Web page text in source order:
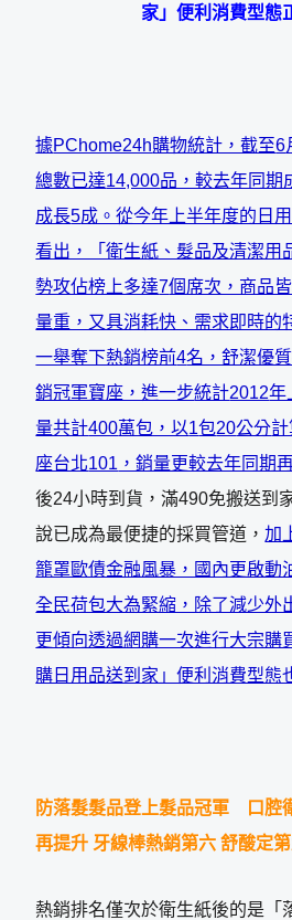
家」便利消費型態
據PChome24h購物統計，截至6
總數已達14,000品，較去年同期
成長5成。從今年上半年度的日
看出，「衛生紙、髮品及清潔用
勢攻佔榜上多達7個席次，商品
量重，又具消耗快、需求即時的
一舉奪下熱銷榜前4名，舒潔優
銷冠軍寶座，進一步統計2012年
量共計400萬包，以1包20公分
座台北101 ，銷量更較去年同期
後24小時到貨，滿490免搬送到
說已成為最便捷的採買管道，加
籠罩歐債金融風暴，國內更啟動
全民荷包大為緊縮，除了減少外
更傾向透過網購一次進行大宗購
購日用品送到家」便利消費型態
防落髮髮品登上髮品冠軍 口腔
再提升 牙線棒熱銷第六 舒酸定
熱銷排名僅次於衛生紙後的是「